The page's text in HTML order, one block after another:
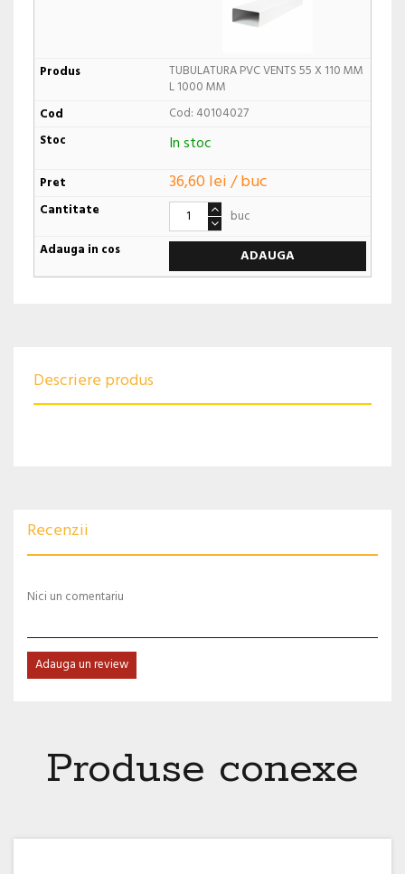
TUBULATURA PVC VENTS 55 X 110 MM
L 1000 MM
Cod: 40104027
In stoc
36,60 lei / buc
buc
ADAUGA
Descriere produs
Recenzii
Nici un comentariu
Adauga un review
Produse conexe